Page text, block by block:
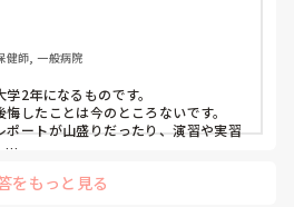
、人の話を聞いて自分の中で整理し
思います。主様が向いているかは文
少なくとも実習中徹夜するくらい患者
とを思い勉強しているのは強みだと
。
です。お役に立てるかわかりません
すみません。
健師, 一般病院
2年になるものです。
したことは今のところないです。
ポートが山盛りだったり、演習や実習
をもっと見る